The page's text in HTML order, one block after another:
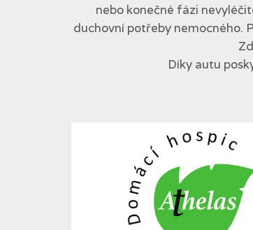
nebo konečné fázi
duchovní potřeby nemocného.
Díky autu